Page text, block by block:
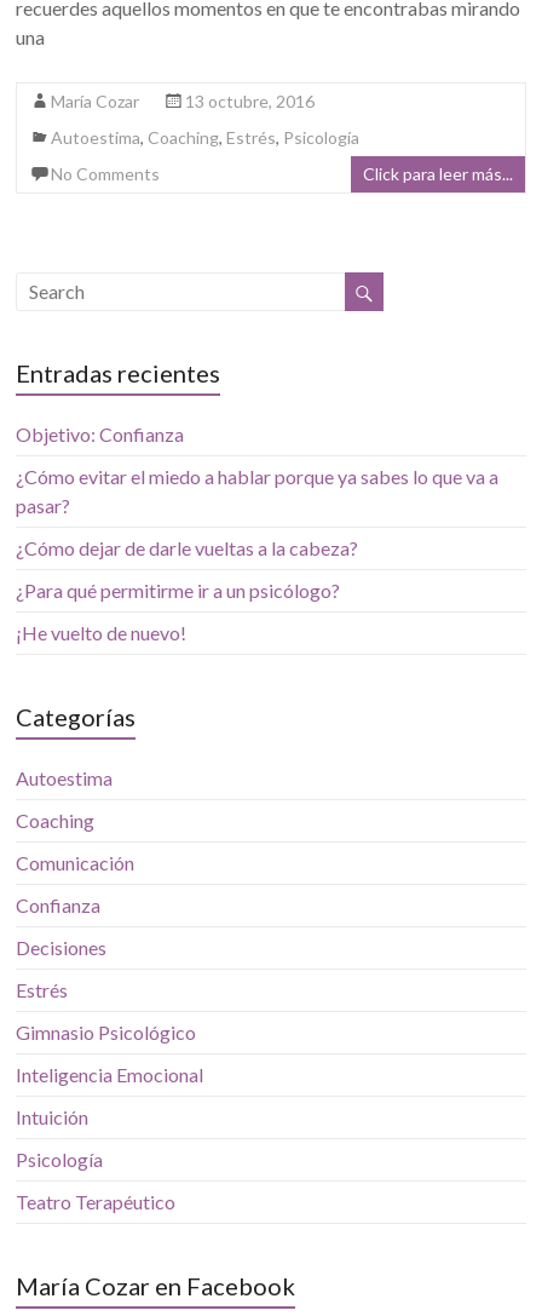
recuerdes aquellos momentos en que te encontrabas mirando
una
María Cozar
13 octubre, 2016
Autoestima, Coaching,Estrés, Psicología
No Comments
Click para leer más...
Entradas recientes
Objetivo: Confianza
¿Cómo evitar el miedo a hablar porque ya sabes lo que va a
pasar?
¿Cómo dejar de darle vueltas a la cabeza?
¿Para qué permitirme ir a un psicólogo?
¡He vuelto de nuevo!
Categorías
Autoestima
Coaching
Comunicación
Confianza
Decisiones
Estrés
Gimnasio Psicológico
Inteligencia Emocional
Intuición
Psicología
Teatro Terapéutico
María Cozar en Facebook